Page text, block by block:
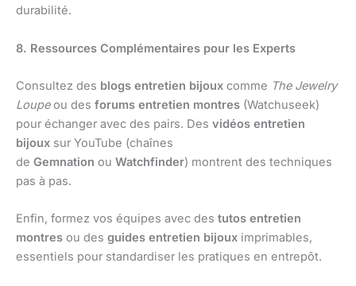
durabilité.
8. Ressources Complémentaires pour les Experts
Consultez des blogs entretien bijoux comme The Jewelry
Loupeou des forums entretien montres (Watchuseek)
pour échanger avec des pairs. Des vidéos entretien
bijoux sur YouTube (chaînes
de Gemnation ou Watchfinder) montrent des techniques
pas à pas.
Enfin, formez vos équipes avec des tutos entretien
montres ou des guides entretien bijoux imprimables,
essentiels pour standardiser les pratiques en entrepôt.